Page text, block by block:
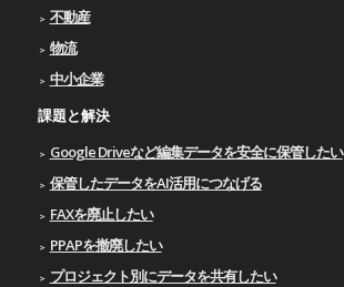
不動産
物流
中小企業
課題と解決
Google Driveなど編集データを安全に保管したい
保管したデータをAI活用につなげる
FAXを廃止したい
PPAPを撤廃したい
プロジェクト別にデータを共有したい